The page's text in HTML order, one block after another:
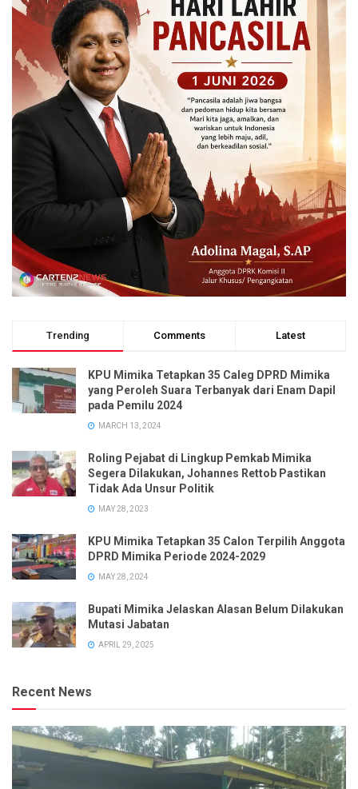
Trending Comments Latest
KPU Mimika Tetapkan 35 Caleg DPRD Mimika
yang Peroleh Suara Terbanyak dari Enam Dapil
pada Pemilu 2024
MARCH 13, 2024
Roling Pejabat di Lingkup Pemkab Mimika
Segera Dilakukan, Johannes Rettob Pastikan
Tidak Ada Unsur Politik
MAY 28, 2023
KPU Mimika Tetapkan 35 Calon Terpilih Anggota
DPRD Mimika Periode 2024-2029
MAY 28, 2024
Bupati Mimika Jelaskan Alasan Belum Dilakukan
Mutasi Jabatan
APRIL 29, 2025
Recent News